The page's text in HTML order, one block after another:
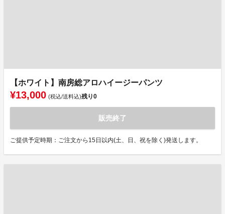
【ホワイト】南房総アロハイージーパンツ
¥13,000 (税込/送料込)残り0
販売終了
ご提供予定時期：ご注文から15日以内(土、日、祝を除く)発送します。